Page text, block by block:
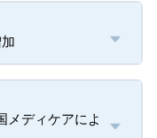
メディケアによ